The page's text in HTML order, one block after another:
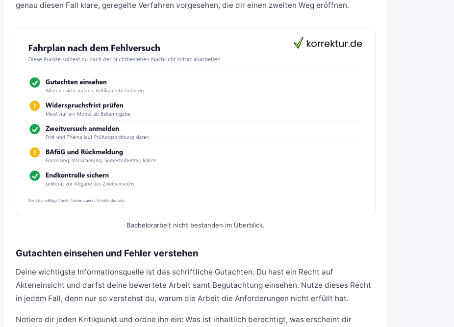
genau diesen Fall klare, geregelte Verfahren vorgesehen, die dir einen zweiten Weg eröffnen.
Bachelorarbeit nicht bestanden im Überblick.
Gutachten einsehen und Fehler verstehen
Deine wichtigste Informationsquelle ist das schriftliche Gutachten. Du hast ein Recht auf
Akteneinsicht und darfst deine bewertete Arbeit samt Begutachtung einsehen. Nutze dieses Recht
in jedem Fall, denn nur so verstehst du, warum die Arbeit die Anforderungen nicht erfüllt hat.
Notiere dir jeden Kritikpunkt und ordne ihn ein: Was ist inhaltlich berechtigt, was erscheint dir